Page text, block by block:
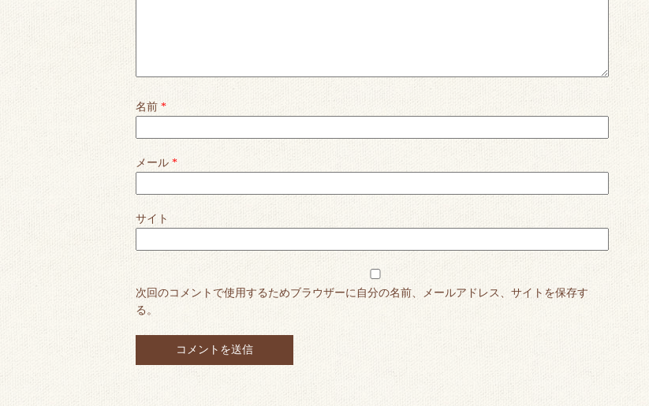
名前 *
メール *
サイト
次回のコメントで使用するためブラウザーに自分の名前、メールアドレス、サイトを保存す
る。